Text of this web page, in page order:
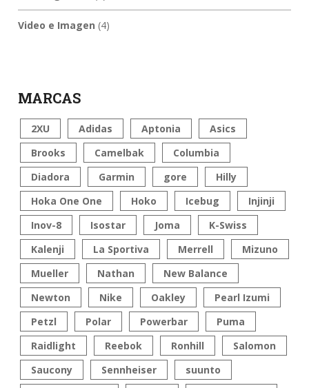
Video e Imagen (4)
MARCAS
2XU Adidas Aptonia
Asics
Brooks
Camelbak
Columbia
Diadora
Garmin gore
Hilly
Hoka One One
Hoko Icebug
Injinji
Inov-8
Isostar Joma
K-Swiss
Kalenji
La Sportiva Merrell
Mizuno
Mueller
Nathan
New Balance
Newton
Nike Oakley
Pearl Izumi
Petzl
Polar Powerbar
Puma
Raidlight
Reebok Ronhill
Salomon
Saucony
Sennheiser
suunto